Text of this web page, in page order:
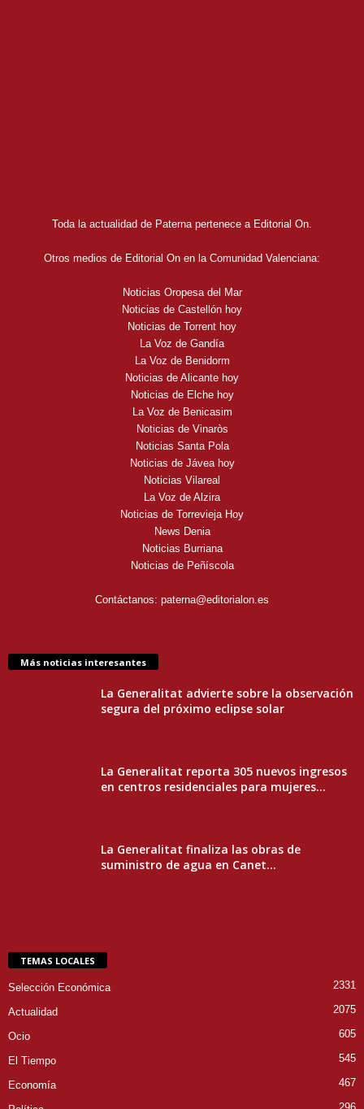
Toda la actualidad de Paterna pertenece a Editorial On.
Otros medios de Editorial On en la Comunidad Valenciana:
Noticias Oropesa del Mar
Noticias de Castellón hoy
Noticias de Torrent hoy
La Voz de Gandía
La Voz de Benidorm
Noticias de Alicante hoy
Noticias de Elche hoy
La Voz de Benicasim
Noticias de Vinaròs
Noticias Santa Pola
Noticias de Jávea hoy
Noticias Vilareal
La Voz de Alzira
Noticias de Torrevieja Hoy
News Denia
Noticias Burriana
Noticias de Peñíscola
Contáctanos: paterna@editorialon.es
Más noticias interesantes
La Generalitat advierte sobre la observación
segura del próximo eclipse solar
La Generalitat reporta 305 nuevos ingresos
en centros residenciales para mujeres...
La Generalitat finaliza las obras de
suministro de agua en Canet...
TEMAS LOCALES
Selección Económica 2331
Actualidad 2075
Ocio 605
El Tiempo 545
Economía 467